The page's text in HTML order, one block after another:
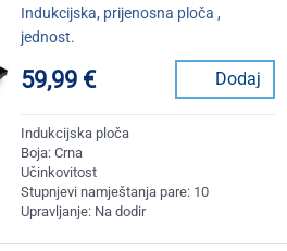
Indukcijska, prijenosna ploča ,
jednost.
59,99 € Dodaj
Indukcijska ploča
Boja: Crna
Učinkovitost
Stupnjevi namještanja pare: 10
Upravljanje: Na dodir